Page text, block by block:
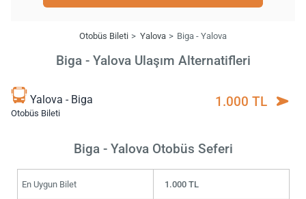
Otobüs Bileti Yalova Biga - Yalova
Biga - Yalova Ulaşım Alternatifleri
Yalova - Biga
Otobüs Bileti
1.000 TL
Biga - Yalova Otobüs Seferi
En Uygun Bilet 1.000 TL